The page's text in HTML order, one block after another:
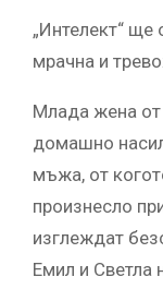
„Интелект“ ще
мрачна и
Млада жена от
домашно
мъжа, от
произнесло
изглеждат
Емил и Светла